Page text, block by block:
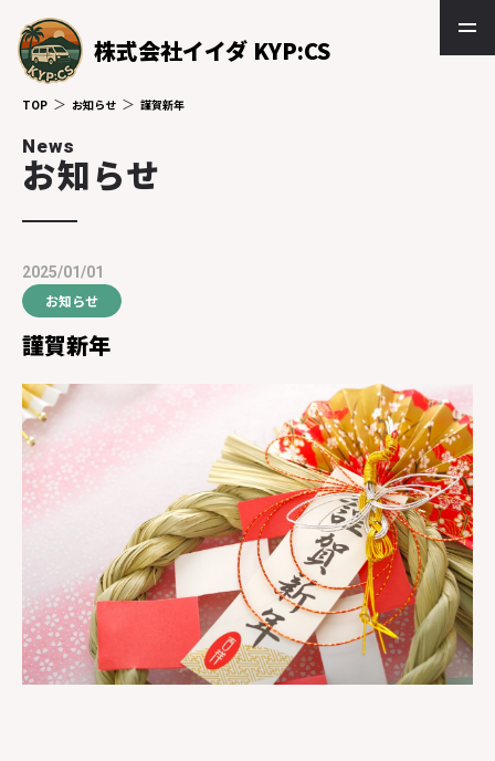
株式会社イイダ KYP:CS
TOP お知らせ 謹賀新年
News
お知らせ
2025/01/01
お知らせ
謹賀新年